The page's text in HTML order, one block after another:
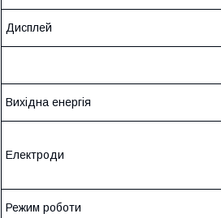
Дисплей
Вихідна енергія
Електроди
Режим роботи